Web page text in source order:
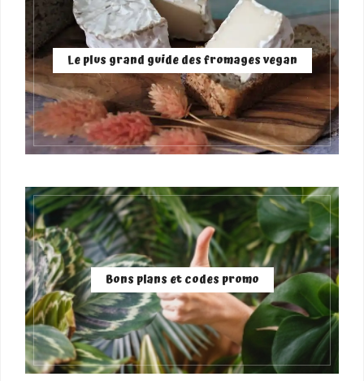
Le plus grand guide des fromages vegan
Bons plans et codes promo